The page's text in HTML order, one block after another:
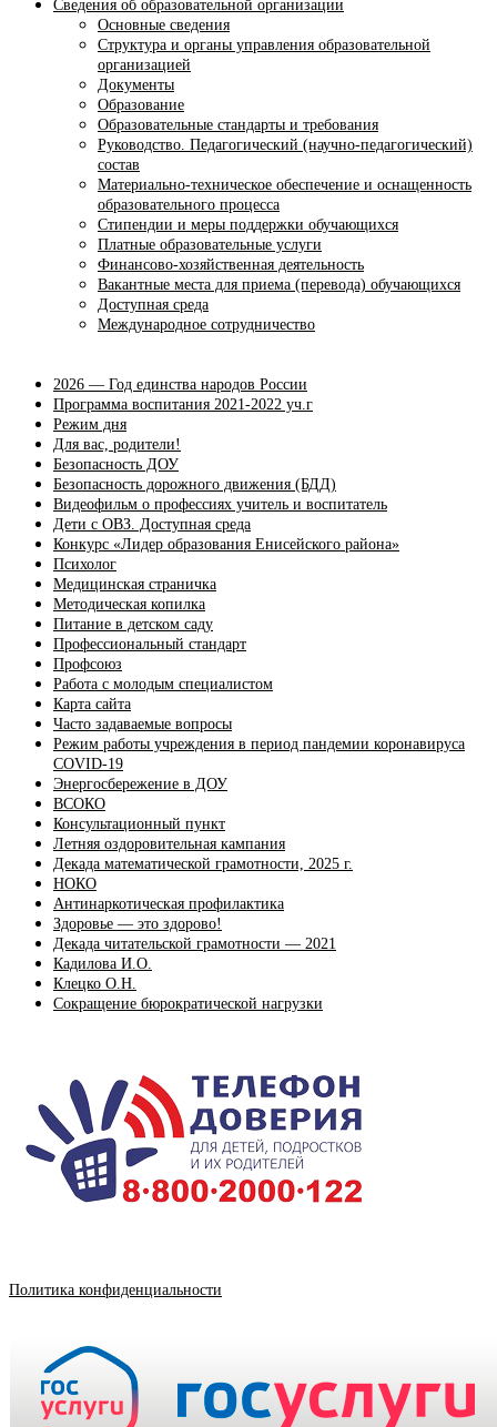
Сведения об образовательной организации
Основные сведения
Структура и органы управления образовательной
организацией
Документы
Образование
Образовательные стандарты и требования
Руководство. Педагогический (научно-педагогический)
состав
Материально-техническое обеспечение и оснащенность
образовательного процесса
Стипендии и меры поддержки обучающихся
Платные образовательные услуги
Финансово-хозяйственная деятельность
Вакантные места для приема (перевода) обучающихся
Доступная среда
Международное сотрудничество
2026 — Год единства народов России
Программа воспитания 2021-2022 уч.г
Режим дня
Для вас, родители!
Безопасность ДОУ
Безопасность дорожного движения (БДД)
Видеофильм о профессиях учитель и воспитатель
Дети с ОВЗ. Доступная среда
Конкурс «Лидер образования Енисейского района»
Психолог
Медицинская страничка
Методическая копилка
Питание в детском саду
Профессиональный стандарт
Профсоюз
Работа с молодым специалистом
Карта сайта
Часто задаваемые вопросы
Режим работы учреждения в период пандемии коронавируса
COVID-19
Энергосбережение в ДОУ
ВСОКО
Консультационный пункт
Летняя оздоровительная кампания
Декада математической грамотности, 2025 г.
НОКО
Антинаркотическая профилактика
Здоровье — это здорово!
Декада читательской грамотности — 2021
Кадилова И.О.
Клецко О.Н.
Сокращение бюрократической нагрузки
Политика конфиденциальности